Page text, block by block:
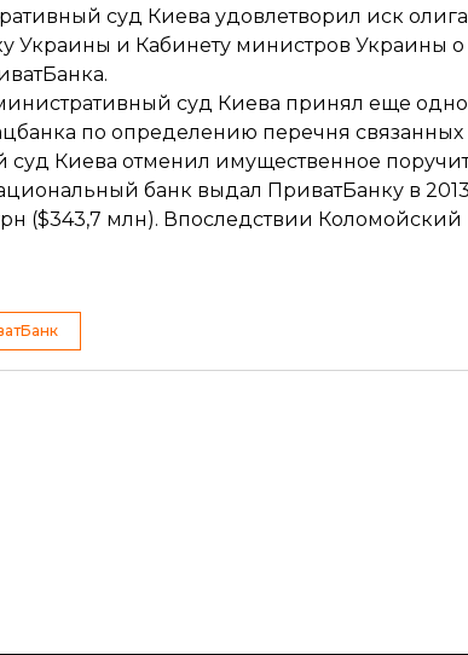
суд Киева удовлетворил иск
Украины и Кабинету министров Украины
суд Киева принял еще
по определению перечня связанных
суд Киева отменил имущественное
банк выдал ПриватБанку в
($343,7 млн). Впоследствии Коломойский